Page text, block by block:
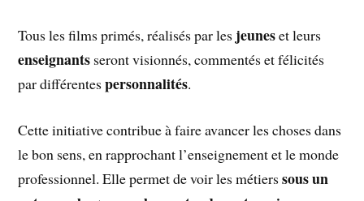
Tous les films primés, réalisés par les jeuneset leurs
enseignants seront visionnés, commentés et félicités
par différentespersonnalités.
Cette initiative contribue à faire avancer les choses dans
le bon sens, en rapprochant l’enseignement et le monde
professionnel. Elle permet de voir les métierssous un